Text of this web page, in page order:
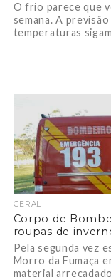
O frio parece que
semana. A
temperaturas
GERAL
Corpo de
roupas de
Pela segunda vez
Morro da Fumaça
material